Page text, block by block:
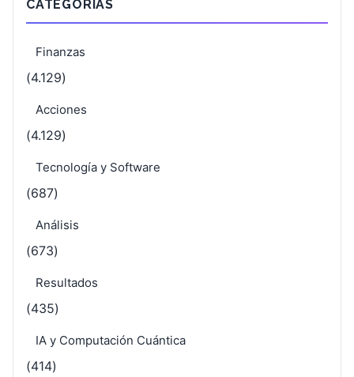
CATEGORÍAS
Finanzas
(4.129)
Acciones
(4.129)
Tecnología y Software
(687)
Análisis
(673)
Resultados
(435)
IA y Computación Cuántica
(414)